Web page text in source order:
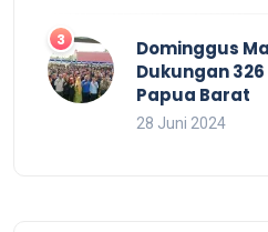
Dominggus
Dukungan
Papua Barat
28 Juni 2024